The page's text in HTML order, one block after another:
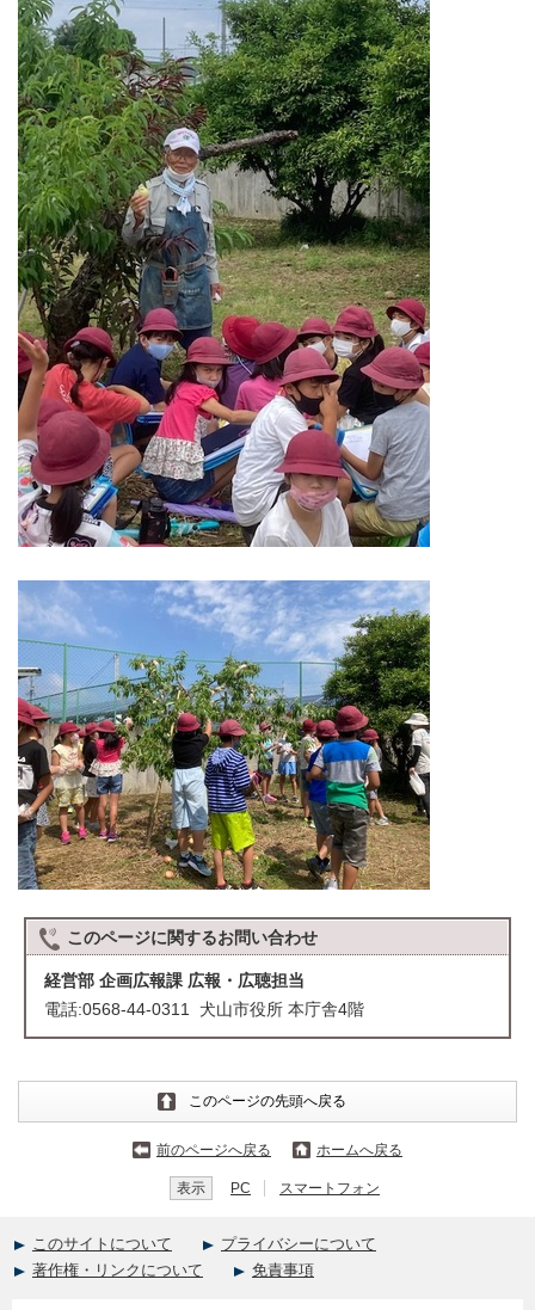
このページに関するお問い合わせ
経営部 企画広報課 広報・広聴担当
電話:0568-44-0311 犬山市役所 本庁舎4階
このページの先頭へ戻る
前のページへ戻る ホームへ戻る
表示 PC スマートフォン
このサイトについて
プライバシーについて
著作権・リンクについて
免責事項